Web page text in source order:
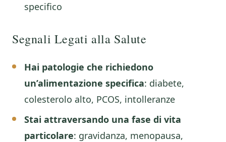
specifico
Segnali Legati alla Salute
Hai patologie che richiedono
un’alimentazione specifica: diabete,
colesterolo alto, PCOS, intolleranze
Stai attraversando una fase di vita
particolare: gravidanza, menopausa,